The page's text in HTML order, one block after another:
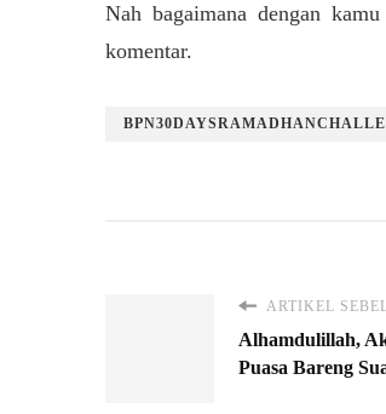
Nah bagaimana dengan
komentar.
ARTIKEL
Alhamdulillah,
Puasa Bareng